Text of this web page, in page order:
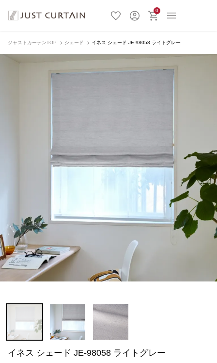
0
ジャストカーテンTOP シェード イネス シェード JE-98058 ライトグレー
イネス シェード JE-98058 ライトグレー